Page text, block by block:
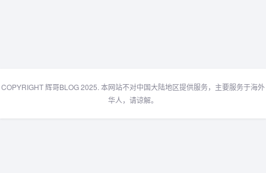
COPYRIGHT 辉哥BLOG 2025. 本网站不对中国大陆地区提供服务，主要服务于海外
华人，请谅解。